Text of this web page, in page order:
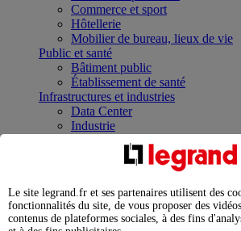
Commerce et sport
Hôtellerie
Mobilier de bureau, lieux de vie
Public et santé
Bâtiment public
Établissement de santé
Infrastructures et industries
Data Center
Industrie
Infrastructures
Contrôler et planifier le
Répartir et optimiser son tableau
Legrand Data Center Solutions :
expertises au service de vos
Le site legrand.fr et ses partenaires utilisent des
fonctionnalités du site, de vous proposer des
contenus de plateformes sociales, à des fins